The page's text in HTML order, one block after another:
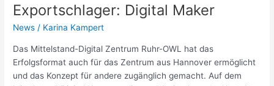
Exportschlager: Digital Maker
News / Karina Kampert
Das Mittelstand-Digital Zentrum Ruhr-OWL hat das
Erfolgsformat auch für das Zentrum aus Hannover ermöglicht
und das Konzept für andere zugänglich gemacht. Auf dem